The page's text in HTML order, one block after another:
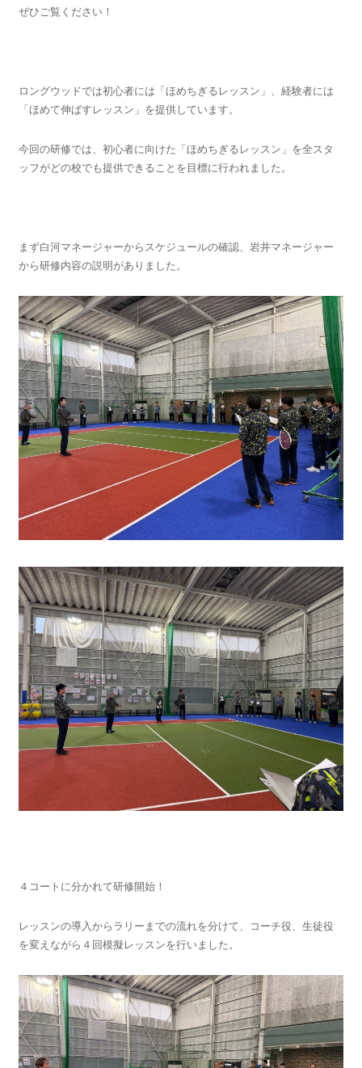
ぜひご覧ください！
ロングウッドでは初心者には「ほめちぎるレッスン」、経験者には
「ほめて伸ばすレッスン」を提供しています。
今回の研修では、初心者に向けた「ほめちぎるレッスン」を全スタ
ッフがどの校でも提供できることを目標に行われました。
まず白河マネージャーからスケジュールの確認、岩井マネージャー
から研修内容の説明がありました。
４コートに分かれて研修開始！
レッスンの導入からラリーまでの流れを分けて、コーチ役、生徒役
を変えながら４回模擬レッスンを行いました。